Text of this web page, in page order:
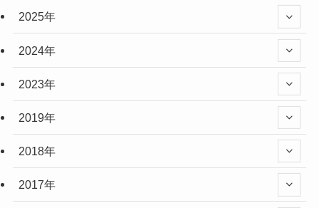
2025年
2024年
2023年
2019年
2018年
2017年